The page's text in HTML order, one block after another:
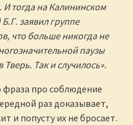
И тогда на Калининском
заявил группе
что больше никогда не
паузы
Так и случилось».
фраза про соблюдение
раз доказывает,
и попусту их не бросает.